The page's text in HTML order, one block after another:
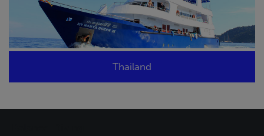
Thailand